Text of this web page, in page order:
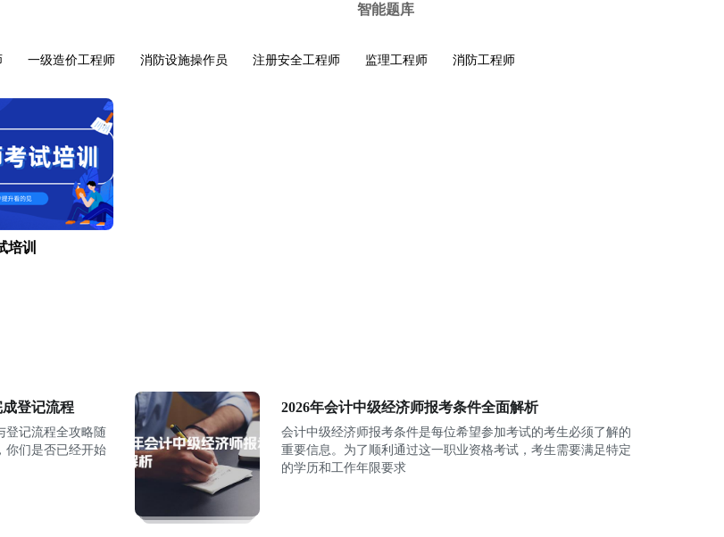
智能题库
拟试题等模块包含大量测试题，凭借大数据
化教学服务管理。
融合式教学
将知识讲解型课程录成高清网课;把习题、密
训、点题等互动性较强的课程，规划为网络
一级造价工程师 消防设施操作员 注册安全工程师 监理工程师 消防工程师
培训
登记流程
登记流程全攻略随
你们是否已经开始
2026年会计中级经济师报考条件全面解析
会计中级经济师报考条件是每位希望参加考试的考生必须了解的
重要信息。为了顺利通过这一职业资格考试，考生需要满足特定
的学历和工作年限要求